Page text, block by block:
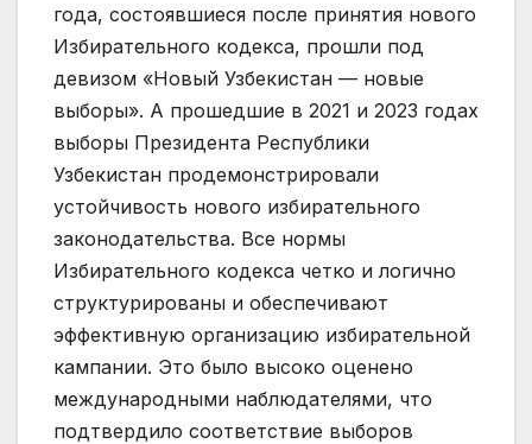
года, состоявшиеся после принятия нового
Избирательного кодекса, прошли под
девизом «Новый Узбекистан — новые
выборы». А прошедшие в 2021 и 2023 годах
выборы Президента Республики
Узбекистан продемонстрировали
устойчивость нового избирательного
законодательства. Все нормы
Избирательного кодекса четко и логично
структурированы и обеспечивают
эффективную организацию избирательной
кампании. Это было высоко оценено
международными наблюдателями, что
подтвердило соответствие выборов